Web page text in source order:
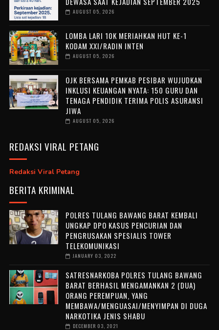
AUGUST 05, 2026
LOMBA LARI 10K MERIAHKAN HUT KE-1
KODAM XXI/RADIN INTEN
AUGUST 05, 2026
OJK BERSAMA PEMKAB PESIBAR WUJUDKAN
INKLUSI KEUANGAN NYATA: 150 GURU DAN
TENAGA PENDIDIK TERIMA POLIS ASURANSI
JIWA
AUGUST 05, 2026
REDAKSI VIRAL PETANG
Redaksi Viral Petang
BERITA KRIMINAL
POLRES TULANG BAWANG BARAT KEMBALI
UNGKAP DPO KASUS PENCURIAN DAN
PENGRUSAKAN SPESIALIS TOWER
TELEKOMUNIKASI
JANUARY 03, 2022
SATRESNARKOBA POLRES TULANG BAWANG
BARAT BERHASIL MENGAMANKAN 2 (DUA)
ORANG PEREMPUAN, YANG
MEMBAWA/MENGUASAI/MENYIMPAN DI DUGA
NARKOTIKA JENIS SHABU
DECEMBER 03, 2021